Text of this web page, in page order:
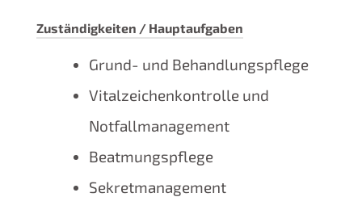
Zuständigkeiten / Hauptaufgaben
Grund- und Behandlungspflege
Vitalzeichenkontrolle und
Notfallmanagement
Beatmungspflege
Sekretmanagement